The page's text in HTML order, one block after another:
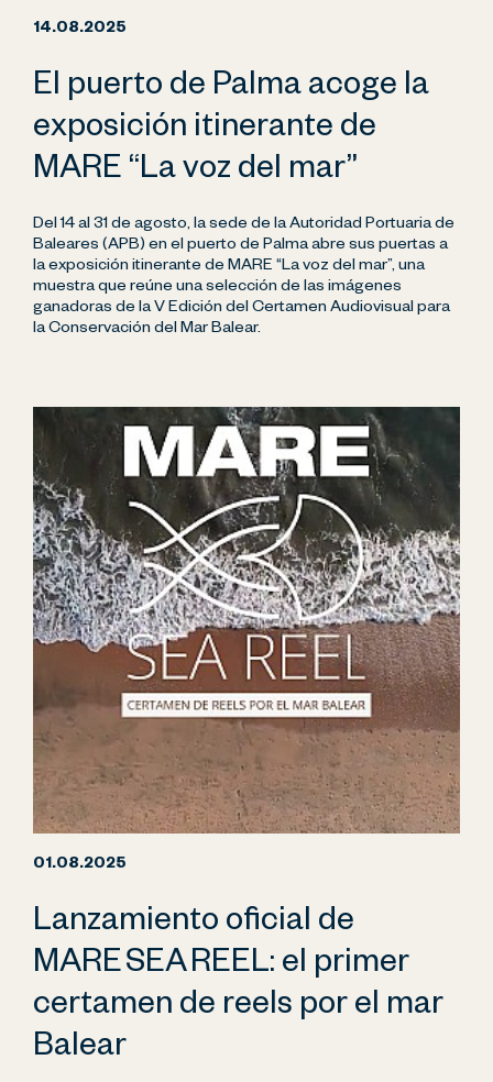
14.08.2025
El puerto de Palma acoge la
exposición itinerante de
MARE “La voz del mar”
Del 14 al 31 de agosto, la sede de la Autoridad Portuaria de
Baleares (APB) en el puerto de Palma abre sus puertas a
la exposición itinerante de MARE “La voz del mar”, una
muestra que reúne una selección de las imágenes
ganadoras de la V Edición del Certamen Audiovisual para
la Conservación del Mar Balear.
01.08.2025
Lanzamiento oficial de
MARE SEA REEL: el primer
certamen de reels por el mar
Balear